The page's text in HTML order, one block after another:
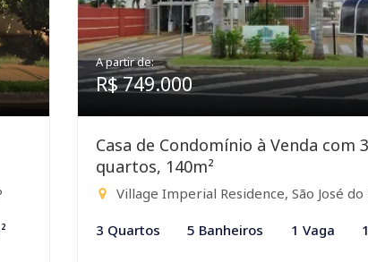
A partir de:
R$ 749.000
Casa de Condomínio à Venda com 3
quartos, 140m²
Village Imperial Residence, São José do Rio
3 Quartos 5 Banheiros 1 Vaga